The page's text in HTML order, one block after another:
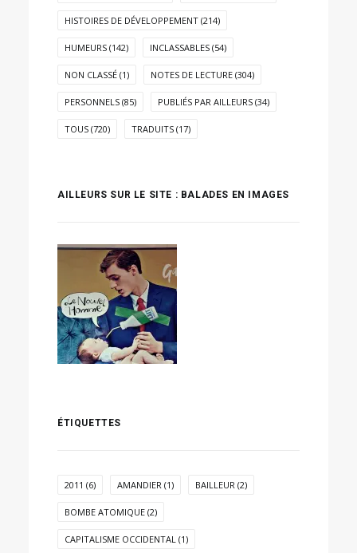
HISTOIRES DE DÉVELOPPEMENT (214)
HUMEURS (142) INCLASSABLES (54)
NON CLASSÉ (1) NOTES DE LECTURE (304)
PERSONNELS (85) PUBLIÉS PAR AILLEURS (34)
TOUS (720) TRADUITS (17)
AILLEURS SUR LE SITE : BALADES EN IMAGES
ÉTIQUETTES
2011 (6) AMANDIER (1) BAILLEUR (2)
BOMBE ATOMIQUE (2)
CAPITALISME OCCIDENTAL (1)